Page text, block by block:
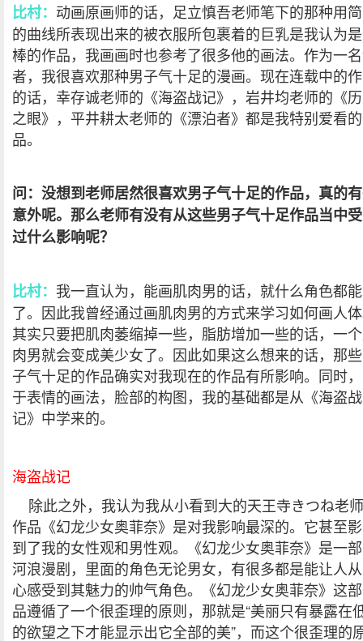
比村： 动画原画师的话，足立慎吾老师笔下的那种用
的曲线所表现出来的被衣服所包裹着的巨乳是我认为
棒的作品，我画画时也参考了很多他的画法。作为一
者，我很喜欢那种男子气十足的漫画。现在连载中的
的话，幸存诚老师的《海盗战记》，岩井均老师的《
之眼》，平井耕太老师的《漂泊者》都是我特别爱看
品。
问：没想到老师居然很喜欢男子气十足的作品，真的
意外呢。那么老师有没有从这些男子气十足作品当中
过什么影响呢？
比村： 我一直认为，能画肌肉男的话，就什么角色都
了。因此我曾经通过画肌肉男的方式来学习如何画人
其实只要把肌肉萎缩掉一些，脂肪增加一些的话，一
肉男就会变成美少女了。因此如果这么想来的话，那
子气十足的作品确实对我现在的作品有所影响。同时
于表情的画法，脸部的构图，我的基础都是从《海盗战
记》中学来的。
海盗战记
除此之外，我认为我从小看到大的天王寺きつね老
作品《幻龙少女奥菲奈》是对我影响最深的。它甚至
到了我的女性观和男性观。《幻龙少女奥菲奈》是一
河浪漫剧，里面的角色无论男女，有很多都是能让人
心感受到其魅力的帅气角色。《幻龙少女奥菲奈》这
品遵循了一个很歪理的原则，那就是“美丽只有暴露在
的欲望之下才能显示出它全部的美”，而这个很歪理的